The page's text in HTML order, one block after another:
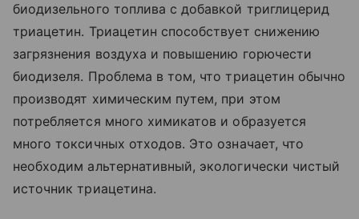
биодизельного топлива с добавкой триглицерид
триацетин. Триацетин способствует снижению
загрязнения воздуха и повышению горючести
биодизеля. Проблема в том, что триацетин обычно
производят химическим путем, при этом
потребляется много химикатов и образуется
много токсичных отходов. Это означает, что
необходим альтернативный, экологически чистый
источник триацетина.